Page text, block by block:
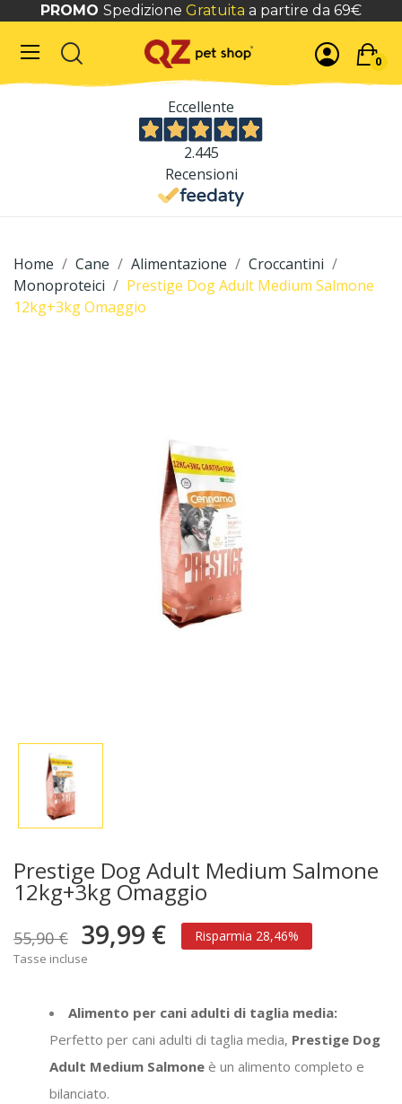
PROMO Spedizione Gratuita a partire da 69€
0
Eccellente
2.445
Recensioni
Home Cane Alimentazione
Croccantini
Monoproteici
Prestige Dog Adult Medium Salmone
12kg+3kg Omaggio
Prestige Dog Adult Medium Salmone
12kg+3kg Omaggio
55,90 € 39,99 € Risparmia 28,46%
Tasse incluse
Alimento per cani adulti di taglia media:
Perfetto per cani adulti di taglia media, Prestige Dog
Adult Medium Salmone è un alimento completo e
bilanciato.